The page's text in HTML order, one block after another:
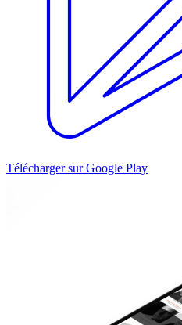
Télécharger sur Google Play